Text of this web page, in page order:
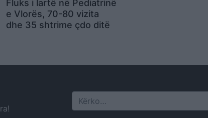
Fluks i lartë në Pediatrinë
e Vlorës, 70-80 vizita
dhe 35 shtrime çdo ditë
Search